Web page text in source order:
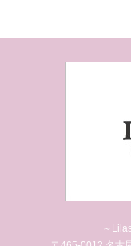
～